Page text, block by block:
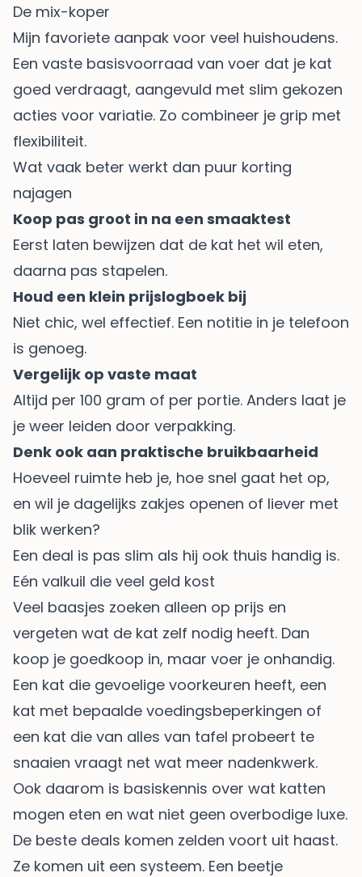
De mix-koper
Mijn favoriete aanpak voor veel huishoudens.
Een vaste basisvoorraad van voer dat je kat
goed verdraagt, aangevuld met slim gekozen
acties voor variatie. Zo combineer je grip met
flexibiliteit.
Wat vaak beter werkt dan puur korting
najagen
Koop pas groot in na een smaaktest
Eerst laten bewijzen dat de kat het wil eten,
daarna pas stapelen.
Houd een klein prijslogboek bij
Niet chic, wel effectief. Een notitie in je telefoon
is genoeg.
Vergelijk op vaste maat
Altijd per 100 gram of per portie. Anders laat je
je weer leiden door verpakking.
Denk ook aan praktische bruikbaarheid
Hoeveel ruimte heb je, hoe snel gaat het op,
en wil je dagelijks zakjes openen of liever met
blik werken?
Een deal is pas slim als hij ook thuis handig is.
Eén valkuil die veel geld kost
Veel baasjes zoeken alleen op prijs en
vergeten wat de kat zelf nodig heeft. Dan
koop je goedkoop in, maar voer je onhandig.
Een kat die gevoelige voorkeuren heeft, een
kat met bepaalde voedingsbeperkingen of
een kat die van alles van tafel probeert te
snaaien vraagt net wat meer nadenkwerk.
Ook daarom is basiskennis over wat katten
mogen eten en wat niet geen overbodige luxe.
De beste deals komen zelden voort uit haast.
Ze komen uit een systeem. Een beetje